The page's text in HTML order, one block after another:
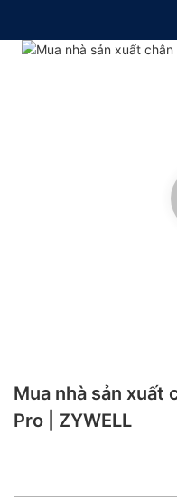
Mua nhà sản xuất
Pro | ZYWELL